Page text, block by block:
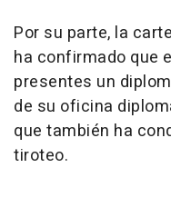
Por su parte, la
ha confirmado que
presentes un
de su oficina
que también ha
tiroteo.